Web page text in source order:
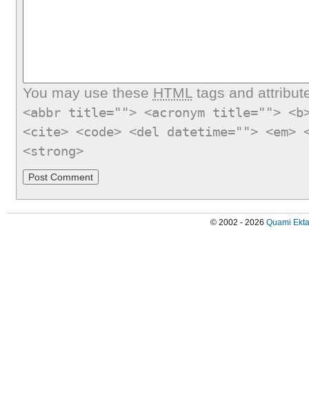
You may use these HTMLtags and
<abbr title=""> <acronym title="">
<cite> <code> <del datetime="">
<strong>
© 2002 - 2026 Quami